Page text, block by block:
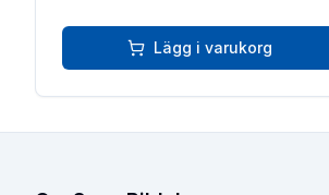
Lägg i varukorg